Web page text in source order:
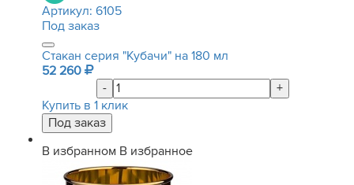
Артикул: 6105
Под заказ
Стакан серия "Кубачи" на 180 мл
52 260
-
+
Купить в 1 клик
В избранном В избранное